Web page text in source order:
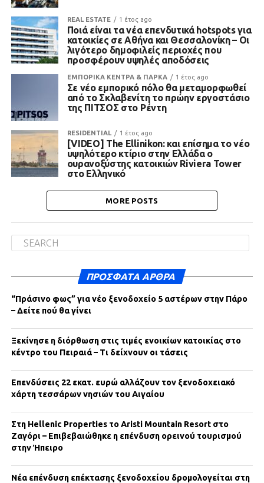
REAL ESTATE 1 έτος ago
Ποιά είναι τα νέα επενδυτικά hotspots για
κατοικίες σε Αθήνα και Θεσσαλονίκη – Οι
λιγότερο δημοφιλείς περιοχές που
προσφέρουν υψηλές αποδόσεις
ΕΜΠΟΡΙΚΑ ΚΕΝΤΡΑ & ΠΑΡΚΑ 1 έτος ago
Σε νέο εμπορικό πόλο θα μεταμορφωθεί
από το Σκλαβενίτη το πρώην εργοστάσιο
της ΠΙΤΣΟΣ στο Ρέντη
RESIDENTIAL 1 έτος ago
[VIDEO] The Ellinikon: και επίσημα το νέο
υψηλότερο κτίριο στην Ελλάδα ο
ουρανοξύστης κατοικιών Riviera Tower
στο Ελληνικό
MORE POSTS
ΠΡΌΣΦΑΤΑ ΆΡΘΡΑ
“Πράσινο φως” για νέο ξενοδοχείο 5 αστέρων στην Πάρο
– Δείτε πού θα γίνει
Ξεκίνησε η διόρθωση στις τιμές ενοικίων κατοικίας στο
κέντρο του Πειραιά – Τι δείχνουν οι τάσεις
Επενδύσεις 22 εκατ. ευρώ αλλάζουν τον ξενοδοχειακό
χάρτη τεσσάρων νησιών του Αιγαίου
Στη Hellenic Properties το Aristi Mountain Resort στο
Ζαγόρι – Επιβεβαιώθηκε η επένδυση ορεινού τουρισμού
στην Ήπειρο
Νέα επένδυση επέκτασης ξενοδοχείου δρομολογείται στη